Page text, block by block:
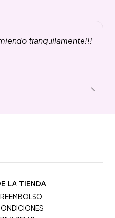
tranquilamente!!!
LA TIENDA